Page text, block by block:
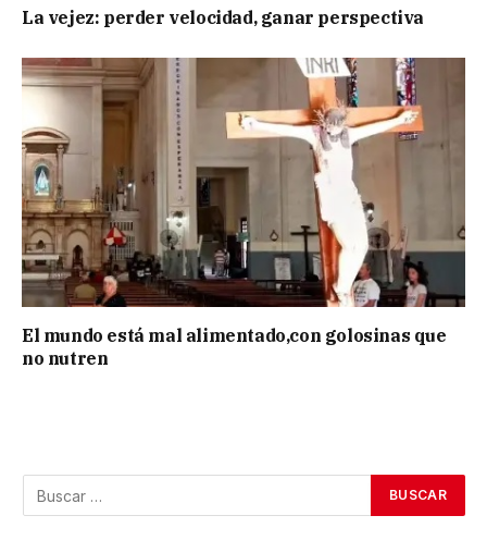
La vejez: perder velocidad, ganar perspectiva
El mundo está mal alimentado,con golosinas que
no nutren